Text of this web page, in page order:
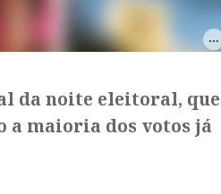
da noite eleitoral, que
a maioria dos votos já